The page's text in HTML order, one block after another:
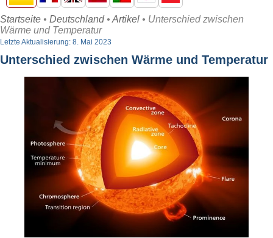
Startseite • Deutschland• Artikel • Unterschied zwischen
Wärme und Temperatur
Letzte Aktualisierung: 8. Mai 2023
Unterschied zwischen Wärme und Temperatur